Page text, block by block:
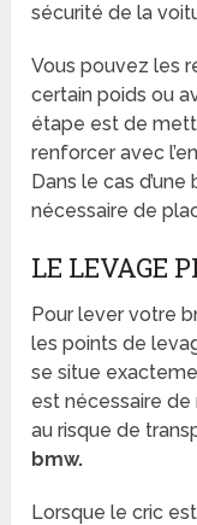
sécurité de la
Vous pouvez les
certain poids ou
étape est de
renforcer avec
Dans le cas d’une
nécessaire de
LE LEVAGE
Pour lever votre
les points de
se situe
est nécessaire
au risque de
bmw.
Lorsque le cric